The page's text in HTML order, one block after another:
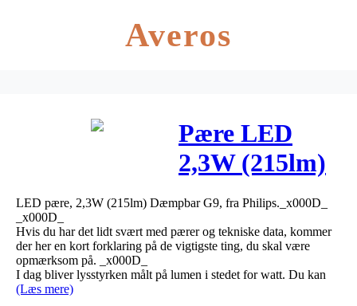
Averos
Pære LED
2,3W (215lm)
Dæmpbar G9
– Philips
LED pære, 2,3W (215lm) Dæmpbar G9, fra Philips._x000D_
_x000D_
Hvis du har det lidt svært med pærer og tekniske data, kommer
der her en kort forklaring på de vigtigste ting, du skal være
opmærksom på. _x000D_
I dag bliver lysstyrken målt på lumen i stedet for watt. Du kan
(Læs mere)